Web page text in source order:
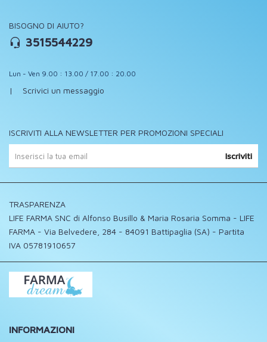
BISOGNO DI AIUTO?
3515544229
Lun - Ven 9.00 : 13.00 / 17.00 : 20.00
| Scrivici un messaggio
ISCRIVITI ALLA NEWSLETTER PER PROMOZIONI SPECIALI
Iscriviti
TRASPARENZA
LIFE FARMA SNC di Alfonso Busillo & Maria Rosaria Somma - LIFE
FARMA - Via Belvedere, 284 - 84091 Battipaglia (SA) - Partita
IVA 05781910657
INFORMAZIONI